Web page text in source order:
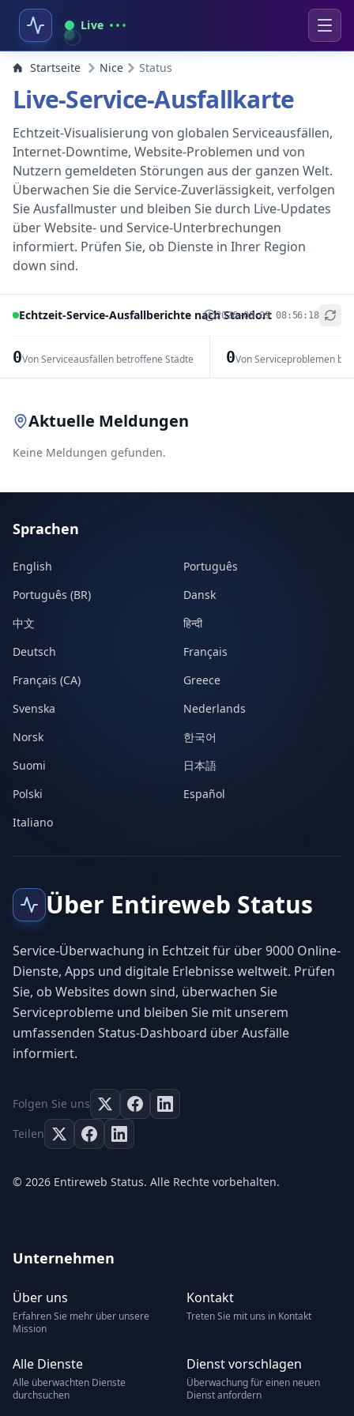
Live
Startseite Nice Status
Live-Service-Ausfallkarte
Echtzeit-Visualisierung von globalen Serviceausfällen,
Internet-Downtime, Website-Problemen und von
Nutzern gemeldeten Störungen aus der ganzen Welt.
Überwachen Sie die Service-Zuverlässigkeit, verfolgen
Sie Ausfallmuster und bleiben Sie durch Live-Updates
über Website- und Service-Unterbrechungen
informiert. Prüfen Sie, ob Dienste in Ihrer Region
down sind.
Echtzeit-Service-Ausfallberichte nach Standort
2026-08-09 08:56:18
0Von Serviceausfällen betroffene Städte 0Von Serviceproblemen
+
Aktuelle Meldungen
Keine Meldungen gefunden.
Sprachen
English
Português
Português (BR)
Dansk
中文
हिन्दी
Deutsch
Français
Français (CA)
Greece
Svenska
Nederlands
Norsk
한국어
Suomi
日本語
Polski
Español
Italiano
Über Entireweb Status
Service-Überwachung in Echtzeit für über 9000 Online-
Dienste, Apps und digitale Erlebnisse weltweit. Prüfen
Sie, ob Websites down sind, überwachen Sie
Serviceprobleme und bleiben Sie mit unserem
umfassenden Status-Dashboard über Ausfälle
informiert.
Folgen Sie uns
Teilen
© 2026 Entireweb Status. Alle Rechte vorbehalten.
Unternehmen
Über uns
Erfahren Sie mehr über unsere
Mission
Kontakt
Treten Sie mit uns in Kontakt
Alle Dienste
Alle überwachten Dienste
durchsuchen
Dienst vorschlagen
Überwachung für einen neuen
Dienst anfordern